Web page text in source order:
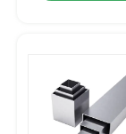
video's